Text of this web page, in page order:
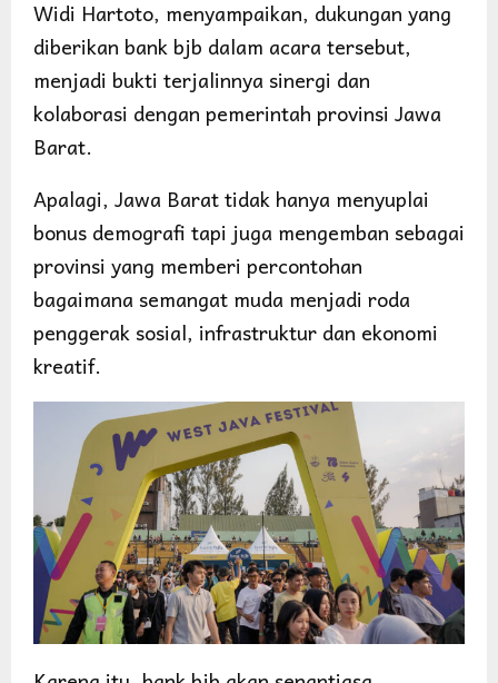
Widi Hartoto, menyampaikan, dukungan yang
diberikan bank bjb dalam acara tersebut,
menjadi bukti terjalinnya sinergi dan
kolaborasi dengan pemerintah provinsi Jawa
Barat.
Apalagi, Jawa Barat tidak hanya menyuplai
bonus demografi tapi juga mengemban sebagai
provinsi yang memberi percontohan
bagaimana semangat muda menjadi roda
penggerak sosial, infrastruktur dan ekonomi
kreatif.